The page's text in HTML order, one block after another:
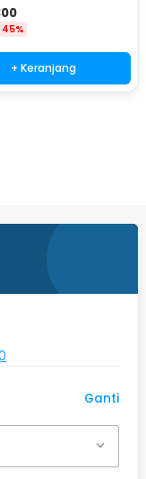
Steel 380ml - TY204
45%
+ Keranjang
Ganti